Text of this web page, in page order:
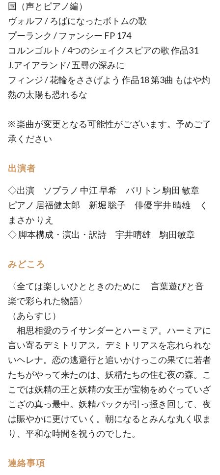
国（声とピアノ編）
ヴォルフ / ろばになったボトムの歌
プーランク / ファンシー FP 174
コルンゴルト / 4つのシェイクスピアの歌 作品31
J.アイアランド/ 五尋の深みに
フィンジ / 花輪をささげよう 作品18 第3曲 もはや灼
熱の太陽も恐れるな
※ 楽曲が変更となる可能性がございます。予めご了
承ください
出演者
◇出演 ソプラノ 中江 早希 バリトン 駒田 敏章
ピアノ 居福健太郎 新堀 聡子 俳優 宇井 晴雄 く
まさか りえ
◇ 脚本構成・演出・訳詩 宇井晴雄 駒田敏章
みどころ
〈全ては楽しいひとときのために 言葉遊びと音
楽で彩られた物語〉
（あらすじ）
相思相愛のライサンダーとハーミア。ハーミアに
言い寄るデミトリアス。デミトリアスを忘れられな
いヘレナ。恋の逃避行と追いかけっこの果てに若者
たちがやって来たのは、妖精たちの住む夜の森。こ
こでは妖精の王と妖精の女王が宝物をめぐっていざ
こざの真っ最中。妖精パックが引っ掻き回して、夜
は賑やかに更けていく。朝になるとみんな丸く収ま
り、平和な時間を祝うのでした。
連絡事項